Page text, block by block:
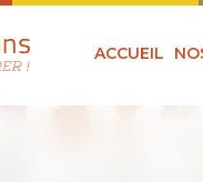
ACCUEIL